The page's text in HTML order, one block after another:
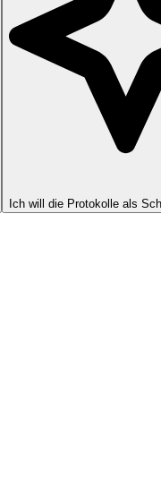
Ich will die Protokolle als